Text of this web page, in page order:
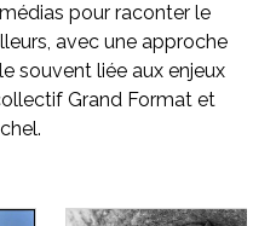
pour raconter le
avec une approche
souvent liée aux enjeux
Grand Format et